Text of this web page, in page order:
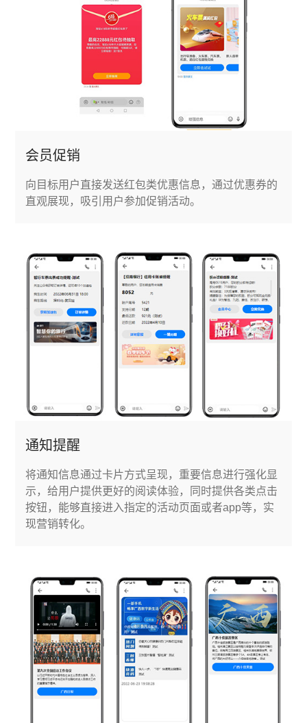
会员促销
向目标用户直接发送红包类优惠信息，通过优惠券的
直观展现，吸引用户参加促销活动。
通知提醒
将通知信息通过卡片方式呈现，重要信息进行强化显
示，给用户提供更好的阅读体验，同时提供各类点击
按钮，能够直接进入指定的活动页面或者app等，实
现营销转化。